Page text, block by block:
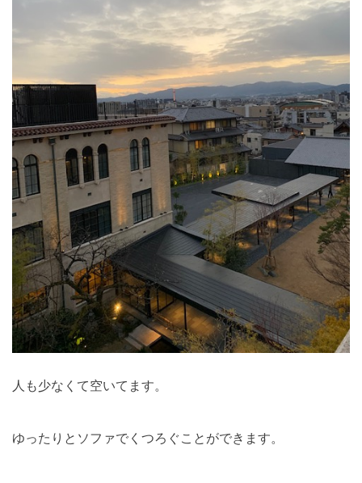
人も少なくて空いてます。
ゆったりとソファでくつろぐことができます。